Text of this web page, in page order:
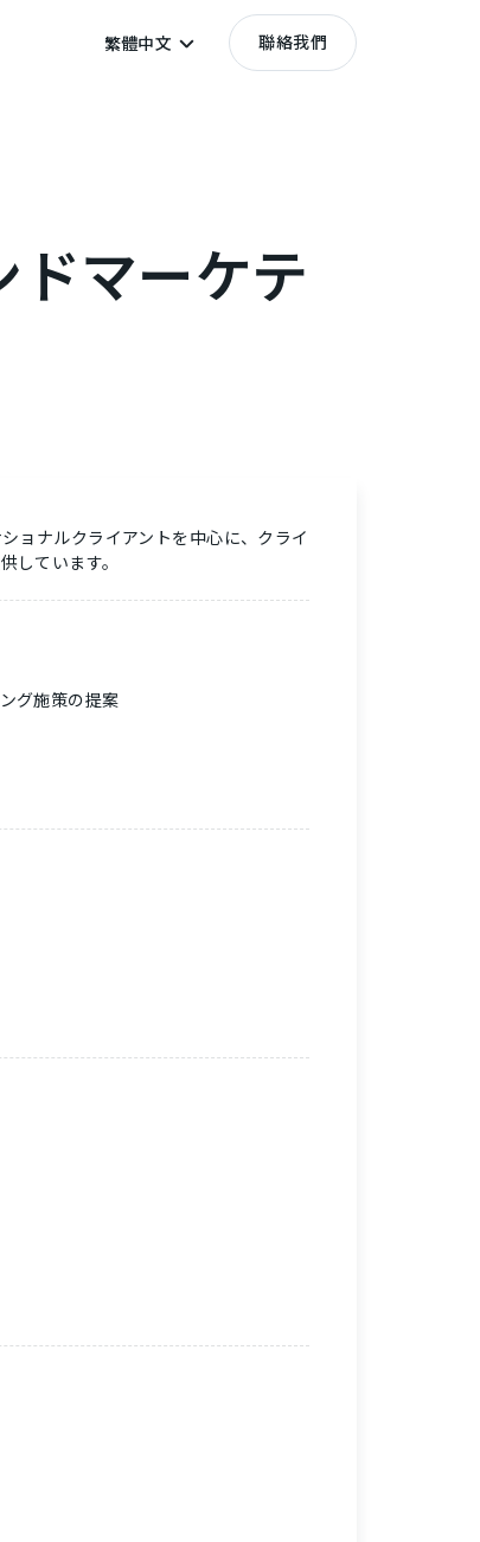
繁體中文 聯絡我們
マーケテ
ョナルクライアントを中心に、クライ
しています。
グ施策の提案